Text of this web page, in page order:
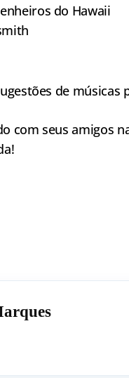
do Hawaii
de
com seus amigos